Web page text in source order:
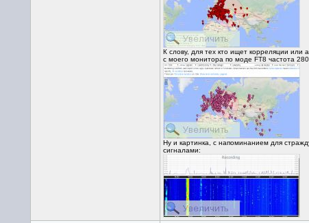
К слову, для тех кто ищет корреляции или
с моего монитора по моде FT8 частота
Ну и картинка, с напоминанием для
сигналами: